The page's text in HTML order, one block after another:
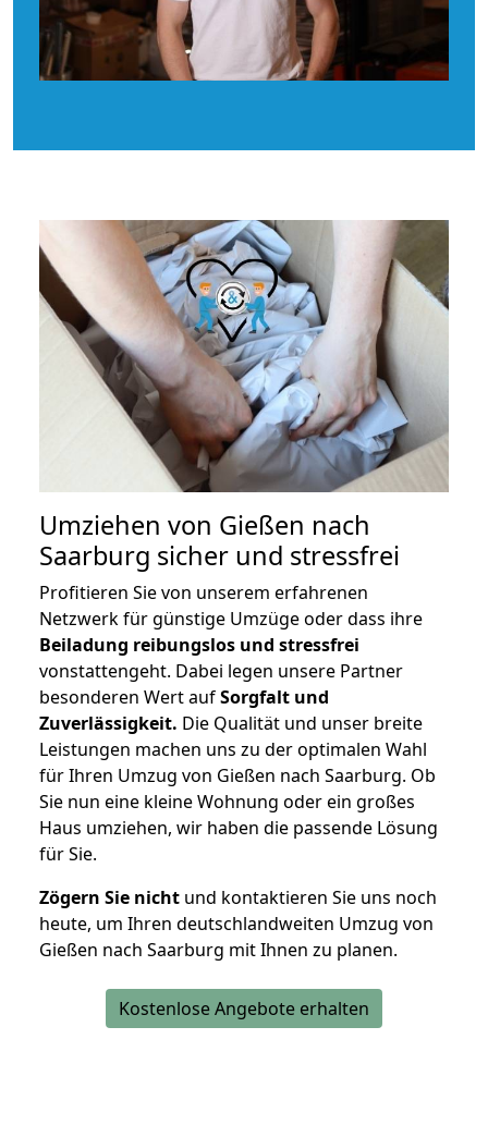
Umziehen von Gießen nach
Saarburg sicher und stressfrei
Profitieren Sie von unserem erfahrenen
Netzwerk für günstige Umzüge oder dass ihre
Beiladung reibungslos und stressfrei
vonstattengeht. Dabei legen unsere Partner
besonderen Wert aufSorgfalt und
Zuverlässigkeit. Die Qualität und unser breite
Leistungen machen uns zu der optimalen Wahl
für Ihren Umzug von Gießen nach Saarburg. Ob
Sie nun eine kleine Wohnung oder ein großes
Haus umziehen, wir haben die passende Lösung
für Sie.
Zögern Sie nicht und kontaktieren Sie uns noch
heute, um Ihren deutschlandweiten Umzug von
Gießen nach Saarburg mit Ihnen zu planen.
Kostenlose Angebote erhalten